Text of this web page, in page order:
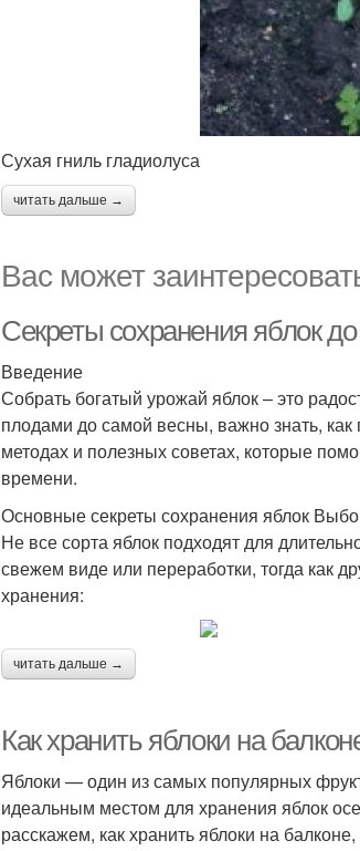
Сухая гниль гладиолуса
читать дальше →
Вас может
Секреты сохранения яблок
Введение
Собрать богатый урожай яблок – это
плодами до самой весны, важно знать,
методах и полезных советах, которые
времени.
Основные секреты сохранения яблок
Не все сорта яблок подходят для
свежем виде или переработки, тогда как
хранения:
читать дальше →
Как хранить яблоки на
Яблоки — один из самых популярных
идеальным местом для хранения яблок
расскажем, как хранить яблоки на